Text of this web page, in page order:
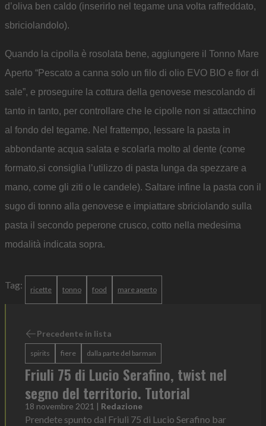
d’oliva ben caldo (inserirlo nel tegame una volta raffreddato,
sbriciolandolo).
Quando la cipolla è rosolata bene, aggiungere il Tonno Mare
Aperto “Pescato a canna solo un filo di olio EVO BIO e fior di
sale”, e proseguire la cottura della genovese mescolando di
tanto in tanto, per controllare che le cipolle non si attacchino
al fondo del tegame. Nel frattempo, lessare la pasta in
abbondante acqua salata e scolarla molto al dente (come
formato,si consiglia l’utilizzo di pasta lunga da spezzare a
mano, come gli ziti o le candele). Saltare infine la pasta con il
sugo di tonno alla genovese e impiattare sbriciolando sulla
pasta il secondo peperone crusco, cotto nella medesima
modalità indicata sopra.
Tag: ricette tonno food mare aperto
Precedente in lista
spirits fiere dalla parte del barman
Friuli 75 di Lucio Serafino, twist nel
segno del territorio. Tutorial
18 novembre 2021 | Redazione
Prendete spunto dal Friuli 75 di Lucio Serafino bar